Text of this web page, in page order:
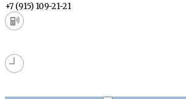
+7 (915) 109-21-21